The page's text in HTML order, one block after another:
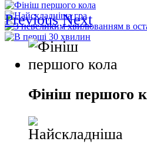
Previous Next
Фініш першого